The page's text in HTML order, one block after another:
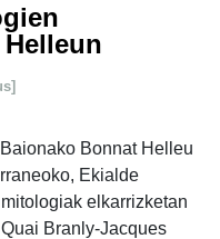
Bonnat Helleu
Ekialde
elkarrizketan
Branly-Jacques